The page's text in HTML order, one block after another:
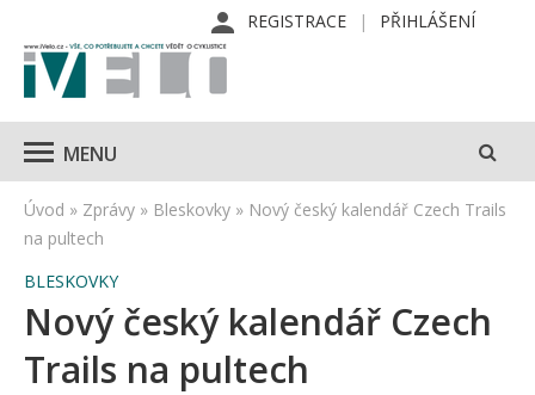
REGISTRACE PŘIHLÁŠENÍ
MENU
Úvod » Zprávy » Bleskovky » Nový český kalendář Czech Trails
na pultech
BLESKOVKY
Nový český kalendář Czech
Trails na pultech